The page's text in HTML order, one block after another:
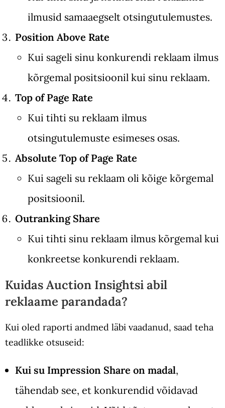
ilmusid samaaegselt otsingutulemustes.
Position Above Rate
Kui sageli sinu konkurendi reklaam ilmus
kõrgemal positsioonil kui sinu reklaam.
Top of Page Rate
Kui tihti su reklaam ilmus
otsingutulemuste esimeses osas.
Absolute Top of Page Rate
Kui sageli su reklaam oli kõige kõrgemal
positsioonil.
Outranking Share
Kui tihti sinu reklaam ilmus kõrgemal kui
konkreetse konkurendi reklaam.
Kuidas Auction Insightsi abil
reklaame parandada?
Kui oled raporti andmed läbi vaadanud, saad teha
teadlikke otsuseid:
Kui su Impression Share on madal,
tähendab see, et konkurendid võidavad